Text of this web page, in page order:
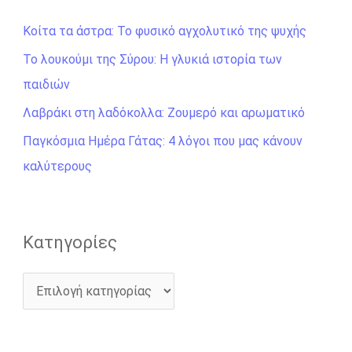
τ
η
σ
η
γ
ι
Κοίτα τα άστρα: Το φυσικό αγχολυτικό της ψυχής
Το λουκούμι της Σύρου: Η γλυκιά ιστορία των
παιδιών
Λαβράκι στη λαδόκολλα: Ζουμερό και αρωματικό
Παγκόσμια Ημέρα Γάτας: 4 λόγοι που μας κάνουν
καλύτερους
Kατηγορίες